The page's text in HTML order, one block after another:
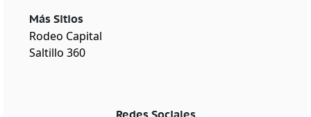
Más Sitios
Rodeo Capital
Saltillo 360